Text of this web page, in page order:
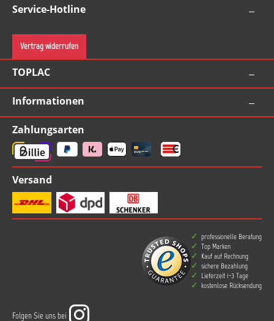
Service-Hotline
Vertrag widerrufen
TOPLAC
Informationen
Zahlungsarten
Versand
professionelle Beratung
Top Marken
Kauf auf Rechnung
sichere Bezahlung
Lieferzeit 1-3 Tage
kostenlose Rücksendung
Folgen Sie uns bei